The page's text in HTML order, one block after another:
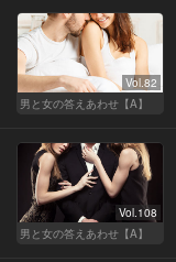
Vol.82
男と女の答えあわせ【A】
Vol.108
男と女の答えあわせ【A】